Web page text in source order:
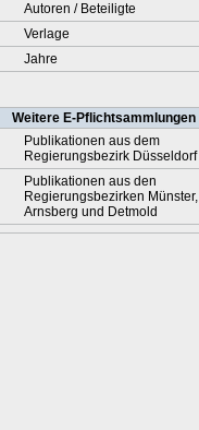
Autoren / Beteiligte
Verlage
Jahre
Weitere E-Pflichtsammlungen
Publikationen aus dem
Regierungsbezirk Düsseldorf
Publikationen aus den
Regierungsbezirken Münster,
Arnsberg und Detmold